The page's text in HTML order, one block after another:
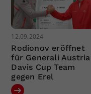
12.09.2024
Rodionov eröffnet
für Generali Austria
Davis Cup Team
gegen Erel